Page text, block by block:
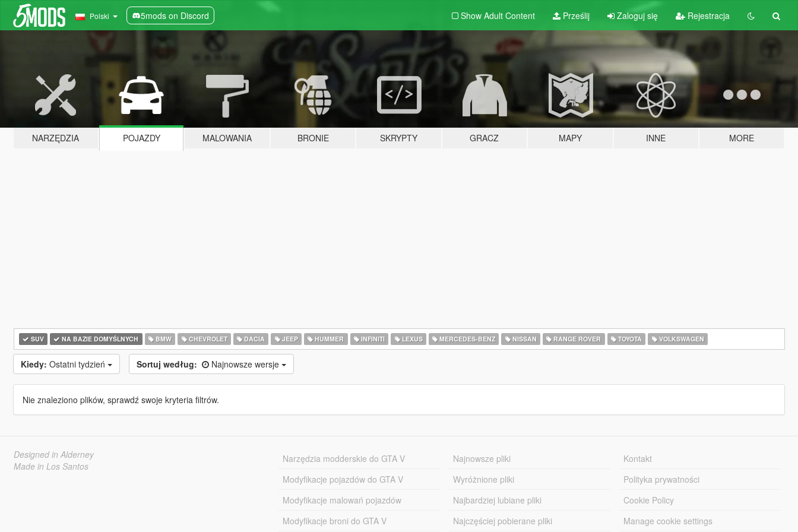
Polski 5mods on Discord Show Adult Content Prześlij Zaloguj się Rejestracja
NARZĘDZIA POJAZDY MALOWANIA BRONIE SKRYPTY GRACZ MAPY INNE MORE
SUV NA BAZIE DOMYŚLNYCH BMW CHEVROLET DACIA JEEP HUMMER INFINITI LEXUS MERCEDES-BENZ NISSAN RANGE ROVER TOYOTA VOLKSWAGEN
Kiedy: Ostatni tydzień Sortuj według: Najnowsze wersje
Nie znaleziono plików, sprawdź swoje kryteria filtrów.
Designed in Alderney
Made in Los Santos
Narzędzia modderskie do GTA V
Modyfikacje pojazdów do GTA V
Modyfikacje malowań pojazdów
Modyfikacje broni do GTA V
Najnowsze pliki
Wyróżnione pliki
Najbardziej lubiane pliki
Najczęściej pobierane pliki
Kontakt
Polityka prywatności
Cookie Policy
Manage cookie settings